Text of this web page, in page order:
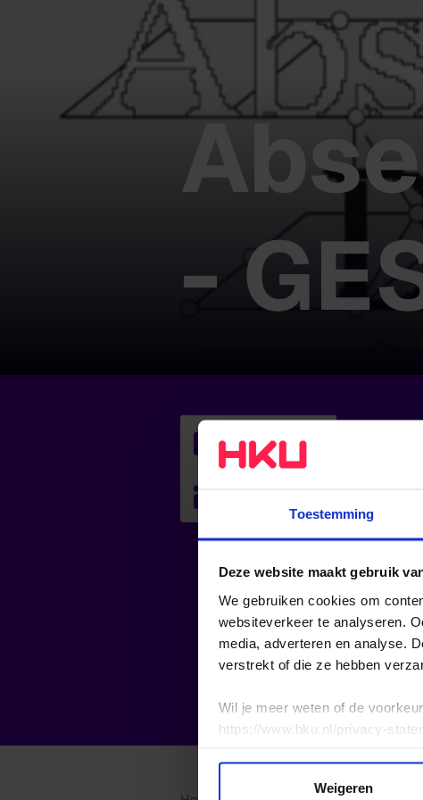
Toestemming
Deze website maakt gebruik
We gebruiken cookies om
websiteverkeer te analyseren.
media, adverteren en analyse.
verstrekt of die ze hebben
Wil je meer weten of de
https://www.hku.nl/privacy-
Weigeren
-
06/06
27/06
06